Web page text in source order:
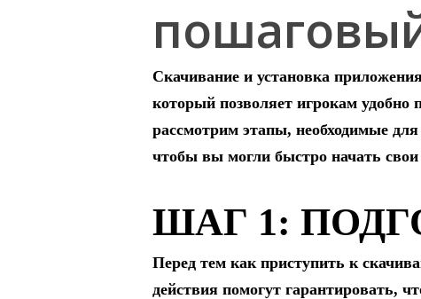
Скачивание и установка
который позволяет игрокам удобно
рассмотрим этапы, необходимые
чтобы вы могли быстро начать
ШАГ 1:
Перед тем как приступить к
действия помогут гарантировать,